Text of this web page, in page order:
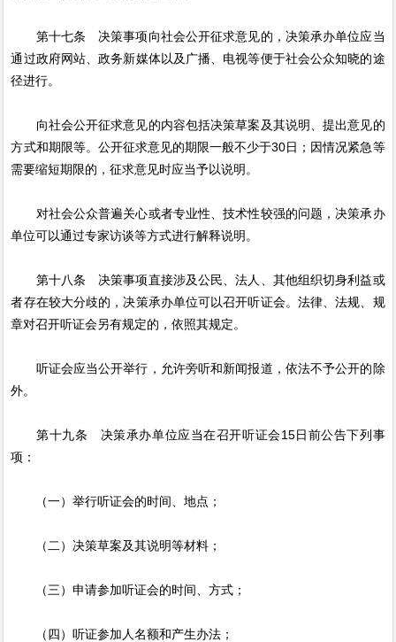
第十七条 决策事项向社会公开征求意见的，决策承办单位应当
通过政府网站、政务新媒体以及广播、电视等便于社会公众知晓的途
径进行。
向社会公开征求意见的内容包括决策草案及其说明、提出意见的
方式和期限等。公开征求意见的期限一般不少于30日；因情况紧急等
需要缩短期限的，征求意见时应当予以说明。
对社会公众普遍关心或者专业性、技术性较强的问题，决策承办
单位可以通过专家访谈等方式进行解释说明。
第十八条 决策事项直接涉及公民、法人、其他组织切身利益或
者存在较大分歧的，决策承办单位可以召开听证会。法律、法规、规
章对召开听证会另有规定的，依照其规定。
听证会应当公开举行，允许旁听和新闻报道，依法不予公开的除
外。
第十九条 决策承办单位应当在召开听证会15日前公告下列事
项：
（一）举行听证会的时间、地点；
（二）决策草案及其说明等材料；
（三）申请参加听证会的时间、方式；
（四）听证参加人名额和产生办法；